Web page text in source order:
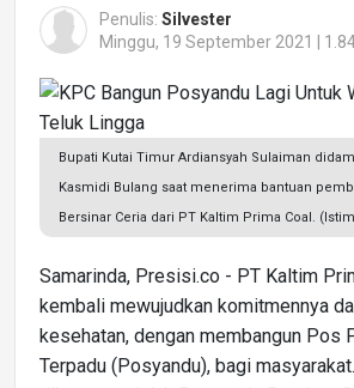
Penulis: Silvester
Minggu, 19 September 2021 |
Bupati Kutai Timur Ardiansyah Sulaiman
Kasmidi Bulang saat menerima bantuan
Bersinar Ceria dari PT Kaltim Prima Coal.
Samarinda, Presisi.co - PT Kaltim
kembali mewujudkan komitmennya
kesehatan, dengan membangun Pos
Terpadu (Posyandu), bagi